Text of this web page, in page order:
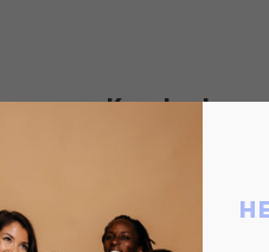
Bewertung